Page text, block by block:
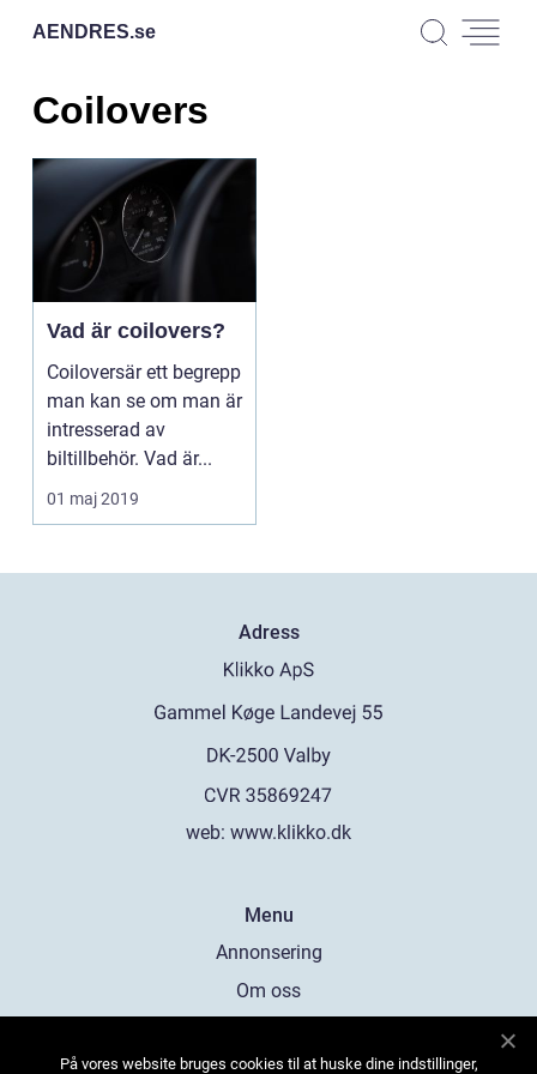
AENDRES.se
Coilovers
Vad är coilovers?
Coiloversär ett begrepp
man kan se om man är
intresserad av
biltillbehör. Vad är...
01 maj 2019
Adress
web: www.klikko.dk
Menu
Annonsering
Om oss
Kontakta oss
På vores website bruges cookies til at huske dine indstillinger,